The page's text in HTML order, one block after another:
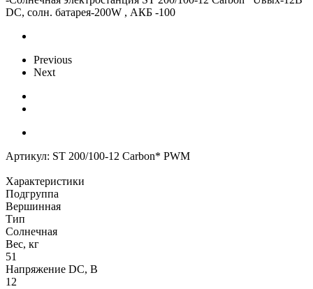
DC, солн. батарея-200W , АКБ -100
Previous
Next
Артикул: ST 200/100-12 Carbon* PWM
Характеристики
Подгруппа
Вершинная
Тип
Солнечная
Вес, кг
51
Напряжение DC, В
12